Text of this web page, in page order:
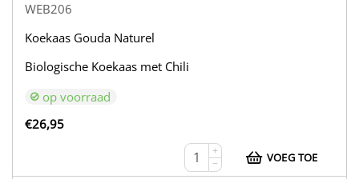
WEB206
Koekaas Gouda Naturel
Biologische Koekaas met Chili
op voorraad
€26,95
+
−
VOEG TOE